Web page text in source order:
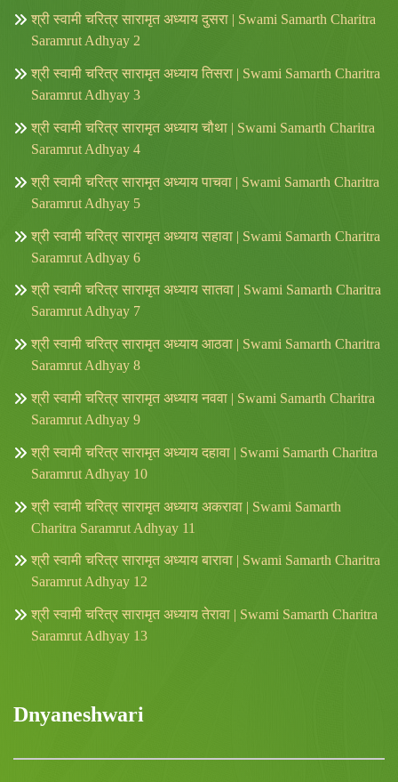
श्री स्वामी चरित्र सारामृत अध्याय दुसरा | Swami Samarth Charitra
Saramrut Adhyay 2
श्री स्वामी चरित्र सारामृत अध्याय तिसरा | Swami Samarth Charitra
Saramrut Adhyay 3
श्री स्वामी चरित्र सारामृत अध्याय चौथा | Swami Samarth Charitra
Saramrut Adhyay 4
श्री स्वामी चरित्र सारामृत अध्याय पाचवा | Swami Samarth Charitra
Saramrut Adhyay 5
श्री स्वामी चरित्र सारामृत अध्याय सहावा | Swami Samarth Charitra
Saramrut Adhyay 6
श्री स्वामी चरित्र सारामृत अध्याय सातवा | Swami Samarth Charitra
Saramrut Adhyay 7
श्री स्वामी चरित्र सारामृत अध्याय आठवा | Swami Samarth Charitra
Saramrut Adhyay 8
श्री स्वामी चरित्र सारामृत अध्याय नववा | Swami Samarth Charitra
Saramrut Adhyay 9
श्री स्वामी चरित्र सारामृत अध्याय दहावा | Swami Samarth Charitra
Saramrut Adhyay 10
श्री स्वामी चरित्र सारामृत अध्याय अकरावा | Swami Samarth
Charitra Saramrut Adhyay 11
श्री स्वामी चरित्र सारामृत अध्याय बारावा | Swami Samarth Charitra
Saramrut Adhyay 12
श्री स्वामी चरित्र सारामृत अध्याय तेरावा | Swami Samarth Charitra
Saramrut Adhyay 13
Dnyaneshwari